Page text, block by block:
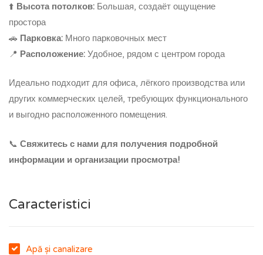
⬆️ Высота потолков: Большая, создаёт ощущение
простора
🚗 Парковка: Много парковочных мест
📍 Расположение: Удобное, рядом с центром города
Идеально подходит для офиса, лёгкого производства или
других коммерческих целей, требующих функционального
и выгодно расположенного помещения.
📞 Свяжитесь с нами для получения подробной
информации и организации просмотра!
Caracteristici
Apă și canalizare